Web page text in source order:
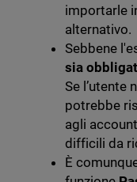
importarle
alternativo.
Sebbene
sia
Se l’utente
potrebbe
agli
difficili da
È